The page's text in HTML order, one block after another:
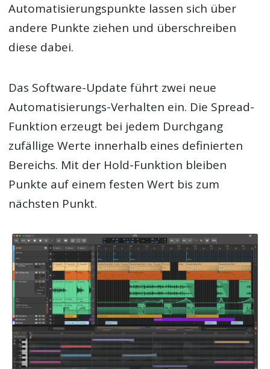
Automatisierungspunkte lassen sich über
andere Punkte ziehen und überschreiben
diese dabei.
Das Software-Update führt zwei neue
Automatisierungs-Verhalten ein. Die Spread-
Funktion erzeugt bei jedem Durchgang
zufällige Werte innerhalb eines definierten
Bereichs. Mit der Hold-Funktion bleiben
Punkte auf einem festen Wert bis zum
nächsten Punkt.